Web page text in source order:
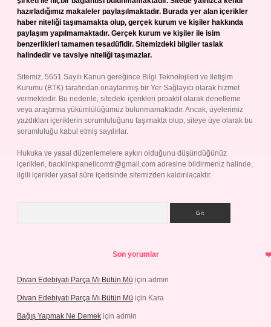
hazırladığımız makaleler paylaşılmaktadır. Burada yer alan içerikler
haber niteliği taşımamakta olup, gerçek kurum ve kişiler hakkında
paylaşım yapılmamaktadır. Gerçek kurum ve kişiler ile isim
benzerlikleri tamamen tesadüfidir. Sitemizdeki bilgiler taslak
halindedir ve tavsiye niteliği taşımazlar.
Sitemiz, 5651 Sayılı Kanun gereğince Bilgi Teknolojileri ve İletişim
Kurumu (BTK) tarafından onaylanmış bir Yer Sağlayıcı olarak hizmet
vermektedir. Bu nedenle, sitedeki içerikleri proaktif olarak denetleme
veya araştırma yükümlülüğümüz bulunmamaktadır. Ancak, üyelerimiz
yazdıkları içeriklerin sorumluluğunu taşımakta olup, siteye üye olarak bu
sorumluluğu kabul etmiş sayılırlar.
Hukuka ve yasal düzenlemelere aykırı olduğunu düşündüğünüz
içerikleri, backlinkpanelicomtr@gmail.com adresine bildirmeniz halinde,
ilgili içerikler yasal süre içerisinde sitemizden kaldırılacaktır.
Son yorumlar
Divan Edebiyatı Parça Mı Bütün Mü için admin
Divan Edebiyatı Parça Mı Bütün Mü için Kara
Bağış Yapmak Ne Demek için admin